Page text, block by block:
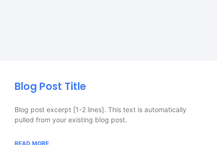
Blog Post Title
Blog post excerpt [1-2 lines]. This text is automatically
pulled from your existing blog post.
READ MORE